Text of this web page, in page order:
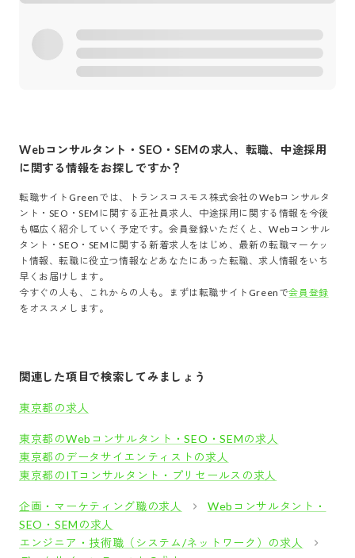
Webコンサルタント・SEO・SEMの求人、転職、中途採用
に関する情報をお探しですか？
転職サイトGreenでは、 トランスコスモス株式会社の Webコンサルタ
ント・SEO・SEM に関する正社員求人、中途採用に関する情報を今後
も幅広く紹介していく予定です。会員登録いただくと、Webコンサル
タント・SEO・SEM に関する新着求人をはじめ、最新の転職マーケッ
ト情報、転職に役立つ情報などあなたにあった転職、求人情報をいち
早くお届けします。
今すぐの人も、これからの人も。まずは転職サイトGreenで会員登録
をオススメします。
関連した項目で検索してみましょう
東京都の求人
東京都のWebコンサルタント・SEO・SEMの求人
東京都のデータサイエンティストの求人
東京都のITコンサルタント・プリセールスの求人
企画・マーケティング職の求人
Webコンサルタント・
SEO・SEMの求人
エンジニア・技術職（システム/ネットワーク）の求人